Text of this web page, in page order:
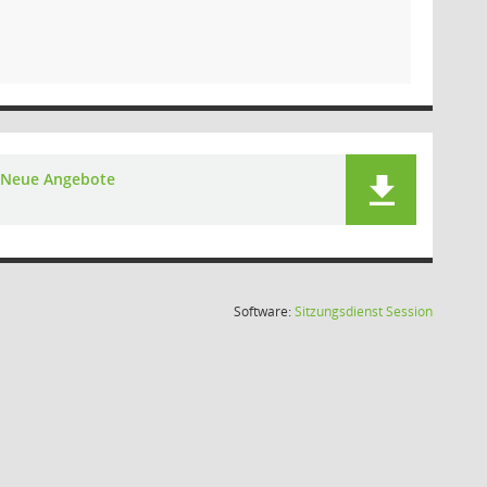
Neue Angebote
Software:SitzungsdienstSession(Wird in